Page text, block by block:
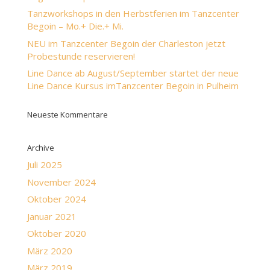
Tanzworkshops in den Herbstferien im Tanzcenter
Begoin – Mo.+ Die.+ Mi.
NEU im Tanzcenter Begoin der Charleston jetzt
Probestunde reservieren!
Line Dance ab August/September startet der neue
Line Dance Kursus imTanzcenter Begoin in Pulheim
Neueste Kommentare
Archive
Juli 2025
November 2024
Oktober 2024
Januar 2021
Oktober 2020
März 2020
März 2019